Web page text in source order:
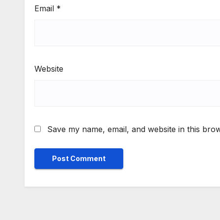
Email *
Website
Save my name, email, and website in this